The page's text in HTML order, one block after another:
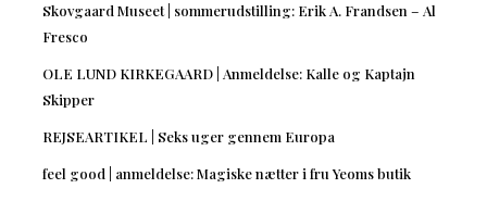
Skovgaard Museet | sommerudstilling: Erik A. Frandsen – Al
Fresco
OLE LUND KIRKEGAARD | Anmeldelse: Kalle og Kaptajn
Skipper
REJSEARTIKEL | Seks uger gennem Europa
feel good | anmeldelse: Magiske nætter i fru Yeoms butik